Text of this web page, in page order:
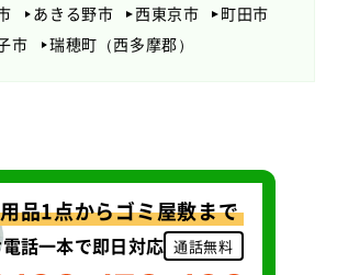
あきる野市 西東京市
町田市
市 瑞穂町（西多摩郡）
品1点からゴミ屋敷まで
話一本で即日対応 通話無料